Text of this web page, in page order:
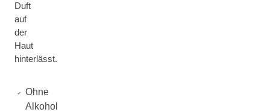
Duft
auf
der
Haut
hinterlässt.
Ohne
Alkohol